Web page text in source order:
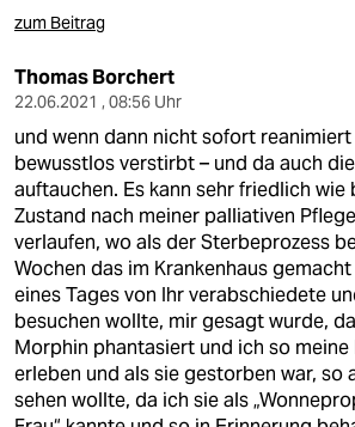
zum Beitrag
Thomas Borchert
22.06.2021 , 08:56 Uhr
und wenn dann nicht sofort
bewusstlos verstirbt – und da auch
auftauchen. Es kann sehr friedlich
Zustand nach meiner palliativen
verlaufen, wo als der Sterbeprozess
Wochen das im Krankenhaus
eines Tages von Ihr verabschiedete
besuchen wollte, mir gesagt wurde,
Morphin phantasiert und ich so
erleben und als sie gestorben war, so
sehen wollte, da ich sie als